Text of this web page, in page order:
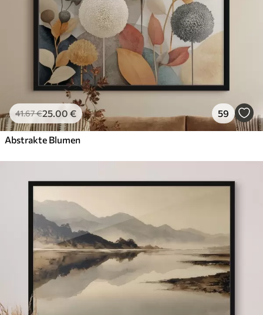
41.67€25.00 € 59
Abstrakte Blumen